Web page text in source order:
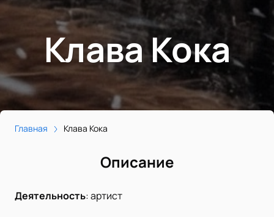
Клава Кока
Главная Клава Кока
Описание
Деятельность:артист